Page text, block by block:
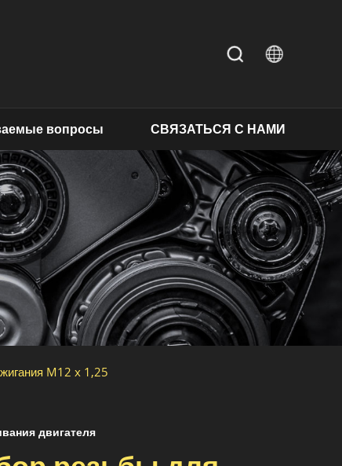
вопросы СВЯЗАТЬСЯ С НАМИ
M12 x 1,25
двигателя